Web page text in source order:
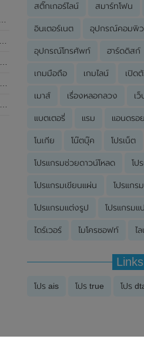
สติ๊กเกอร์ไลน์ สมาร์ทโฟน
อินเตอร์เนต อุปกรณ์คอมพิว
อุปกรณ์โทรศัพท์ ฮาร์ดดิสก์
เกมมือถือ เกมไลน์ เปิด
เมาส์ เรื่องหลอกลวง เ
แบตเตอรี่ แรม แอนดรอ
โนเกีย โน๊ตบุ๊ค โปรเน็ต
โปรแกรมช่วยดาวน์โหลด โป
โปรแกรมเขียนแผ่น โปรแกร
โปรแกรมแต่งรูป โปรแกรมแ
ไดร์เวอร์ ไมโครซอฟท์ ไ
Links
โปร ais โปร true โปร